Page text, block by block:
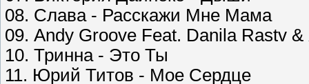
08. Слава - Расскажи Мне Мама
09. Andy Groove Feat. Danila Rastv
10. Тринна - Это Ты
11. Юрий Титов - Мое Сердце